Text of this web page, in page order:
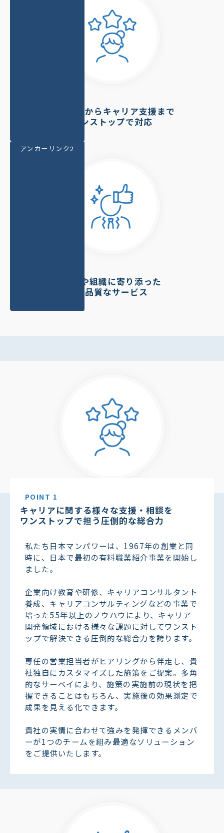
資格取得からキャリア支援まで
ワンストップで対応
個人や組織に寄り添った
高品質なサービス
アンカーリンク2
POINT 1
キャリアに関する様々な支援・相談を
ワンストップで担う圧倒的な総合力
私たち日本マンパワーは、1967年の創業と同
時に、日本で最初の有料職業紹介事業を開始し
ました。
企業向け教育や研修、キャリアコンサルタント
養成、キャリアコンサルティングなどの事業で
培った55年以上のノウハウにより、キャリア
開発領域における様々な課題に対してワンスト
ップで解決できる圧倒的な総合力を誇ります。
専任の営業担当者がヒアリングから伴走し、貴
社独自にカスタマイズした施策をご提案。多角
的なサーベイにより、施策の実施前の現状を把
握できることはもちろん、実施後の効果測定で
成果を見える化できます。
貴社の実情に合わせて強みを発揮できるメンバ
ーが1つのチームを組み最適なソリューション
をご提供いたします。